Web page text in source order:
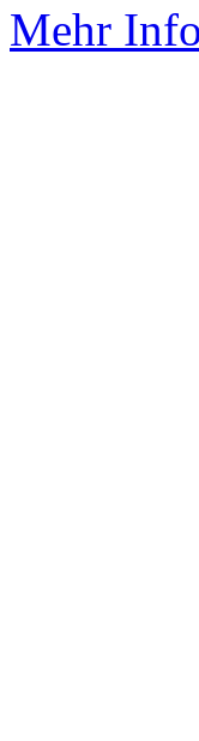
Mehr